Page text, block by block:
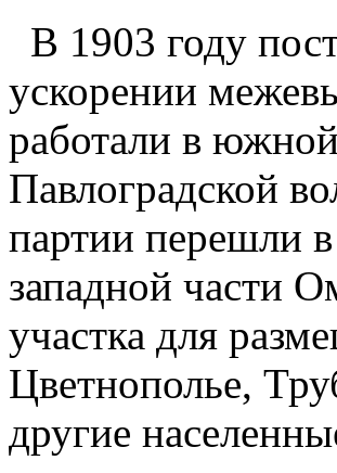
В 1903 году
ускорении
работали в
Павлоградской
партии перешли
западной части
участка для
Цветнополье,
другие